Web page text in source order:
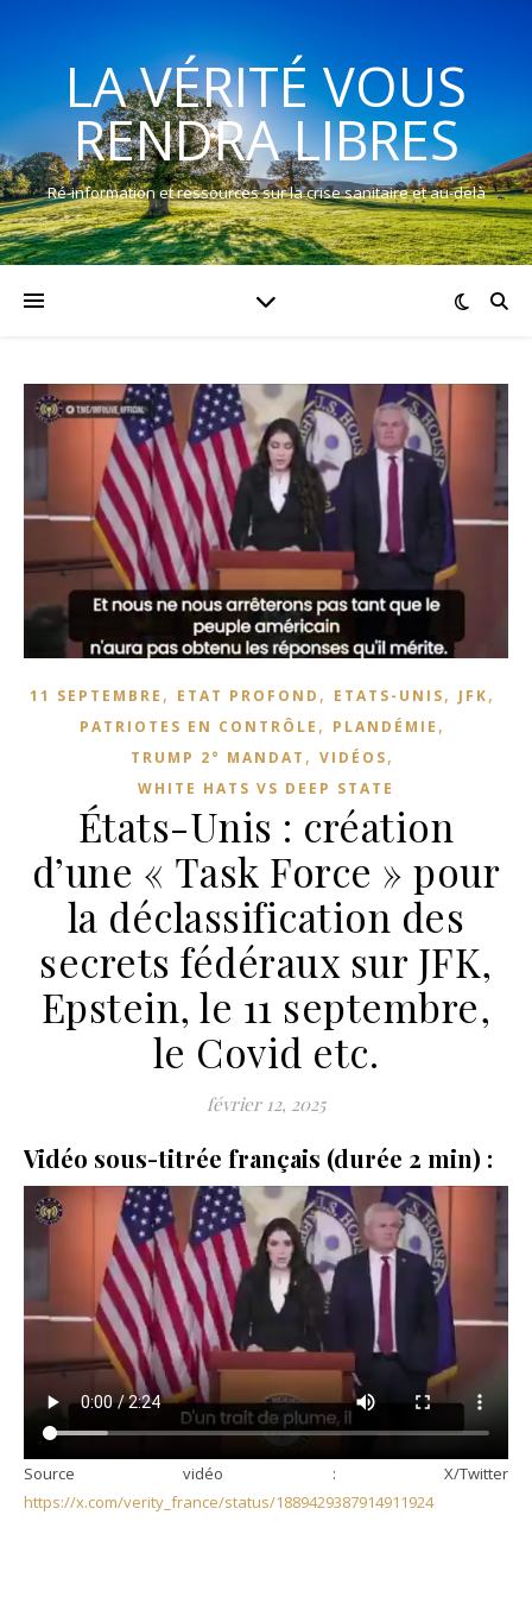
LA VÉRITÉ VOUS
RENDRA LIBRES
Ré-information et ressources sur la crise sanitaire et au-delà
11 SEPTEMBRE , ETAT PROFOND , ETATS-UNIS, JFK,
PATRIOTES EN CONTRÔLE , PLANDÉMIE ,
TRUMP 2° MANDAT , VIDÉOS,
WHITE HATS VS DEEP STATE
États-Unis : création
d’une « Task Force » pour
la déclassification des
secrets fédéraux sur JFK,
Epstein, le 11 septembre,
le Covid etc.
février 12, 2025
Vidéo sous-titrée français (durée 2 min) :
Source vidéo : X/Twitter
https://x.com/verity_france/status/1889429387914911924